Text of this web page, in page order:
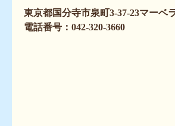
東京都国分寺市泉町3-37-23マーベ
電話番号：042-320-3660